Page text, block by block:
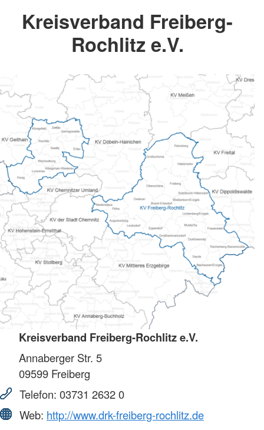
Kreisverband Freiberg-
Rochlitz e.V.
Kreisverband Freiberg-Rochlitz e.V.
Annaberger Str. 5
09599 Freiberg
Telefon: 03731 2632 0
Web: http://www.drk-freiberg-rochlitz.de